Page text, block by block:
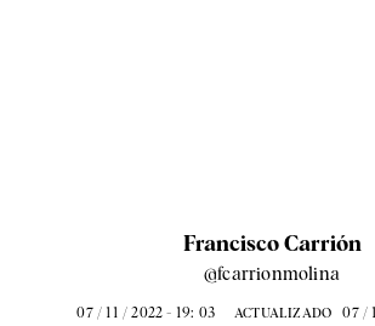
Francisco Carrión
@fcarrionmolina
07 / 11 / 2022 - 19: 03 ACTUALIZADO 07 /